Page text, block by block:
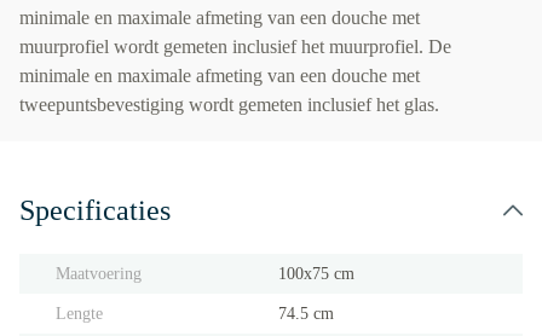
minimale en maximale afmeting van een douche met
muurprofiel wordt gemeten inclusief het muurprofiel. De
minimale en maximale afmeting van een douche met
tweepuntsbevestiging wordt gemeten inclusief het glas.
Specificaties
Maatvoering 100x75 cm
Lengte 74.5 cm